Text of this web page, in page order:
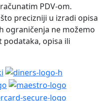
PDV-om.
precizniji u izradi opisa
ograničenja ne možemo
opisa ili